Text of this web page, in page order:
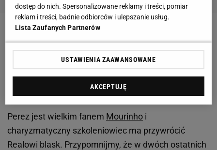
Zobacz wideo
Urbana. Wardzichowski: W 80. minucie wychodzili ze
Ciekawe cele transferowe Mourinho
Perez jest wielkim fanem Mourinho i
charyzmatyczny szkoleniowiec ma przywrócić
Realowi blask. Przypomnijmy, że w dwóch ostatnich
dostęp do nich. Spersonalizowane reklamy i treści, pomiar
reklam i treści, badnie odbiorców i ulepszanie usług.
Lista Zaufanych Partnerów
USTAWIENIA ZAAWANSOWANE
AKCEPTUJĘ